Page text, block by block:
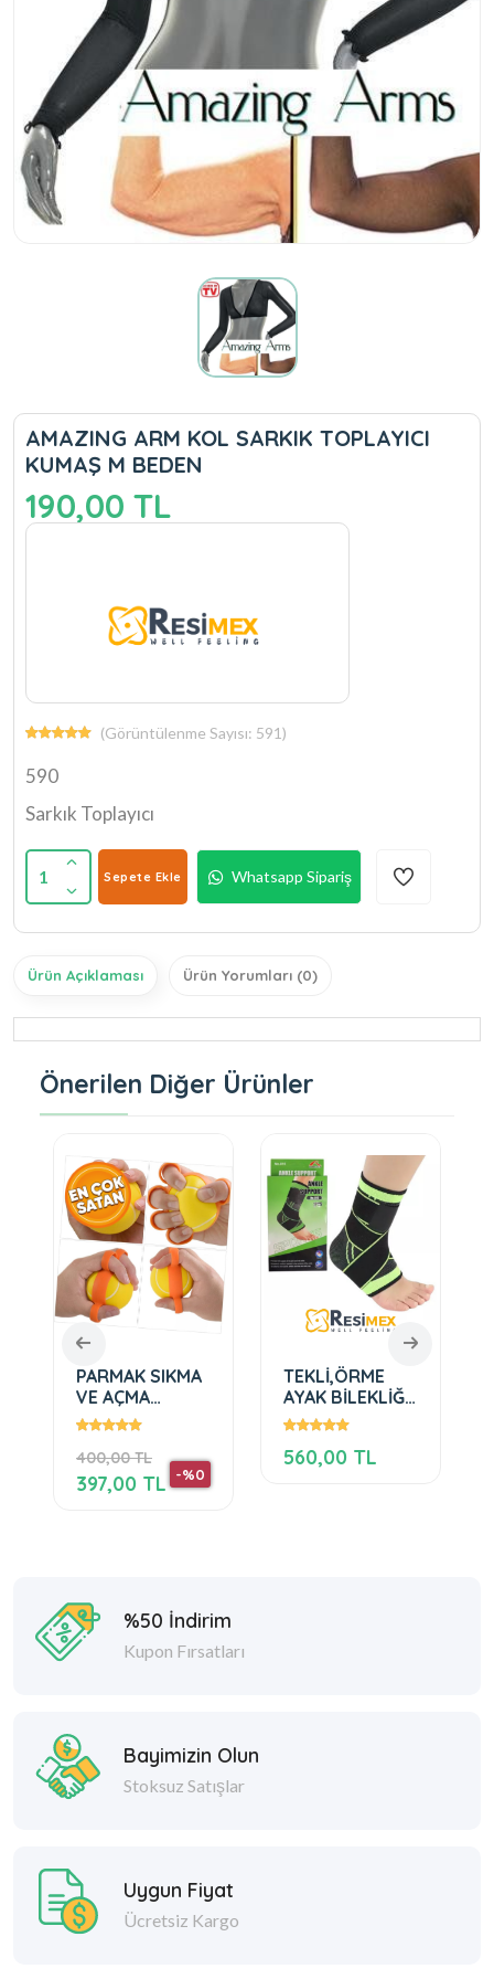
AMAZING ARM KOL SARKIK TOPLAYICI
KUMAŞ M BEDEN
190,00 TL
(Görüntülenme Sayısı: 591)
590
Sarkık Toplayıcı
1 Sepete Ekle Whatsapp Sipariş
Ürün Açıklaması Ürün Yorumları (0)
Önerilen Diğer Ürünler
PARMAK SIKMA
VE AÇMA
İŞLEVLİ,SÜNGER
TOPU
400,00 TL
-%0
397,00 TL
TEKLİ,ÖRME
AYAK BİLEKLİĞİ,
BANDAJ
560,00 TL
%50 İndirim
Kupon Fırsatları
Bayimizin Olun
Stoksuz Satışlar
Uygun Fiyat
Ücretsiz Kargo